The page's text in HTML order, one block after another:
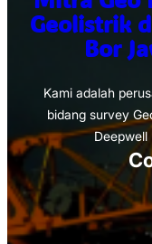
Geolistrik
Bor
Kami adalah
bidang survey
Deepwell